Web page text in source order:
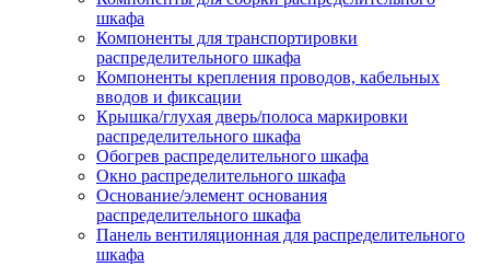
шкафа
Компоненты для транспортировки
распределительного шкафа
Компоненты крепления проводов, кабельных
вводов и фиксации
Крышка/глухая дверь/полоса маркировки
распределительного шкафа
Обогрев распределительного шкафа
Окно распределительного шкафа
Основание/элемент основания
распределительного шкафа
Панель вентиляционная для распределительного
шкафа